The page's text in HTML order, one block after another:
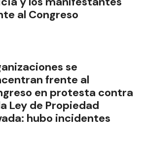
al Congreso
se
frente al
en protesta contra
Ley de Propiedad
hubo incidentes